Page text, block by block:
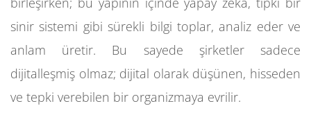
sinir sistemi gibi sürekli bilgi toplar, analiz eder ve
anlam üretir. Bu sayede şirketler sadece
dijitalleşmiş olmaz; dijital olarak düşünen, hisseden
ve tepki verebilen bir organizmaya evrilir.